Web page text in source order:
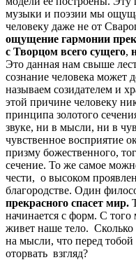
музыки и поэзии мы
человеку даже не от
ощущение гармонии
с Творцом всего сущего,
Это данная нам свыше
сознание человека может
называем созидателем и
этой причине человеку
принципа золотого
звуке, ни в мысли, ни в
чувственное восприятие
призму божественного,
сечение. То же самое
чести, о высоком
благородстве. Один
прекрасного спасет мир.
начинается с форм. С того
живет наше тело. Сколько
на мысли, что перед тобой
оторвать взгляд?